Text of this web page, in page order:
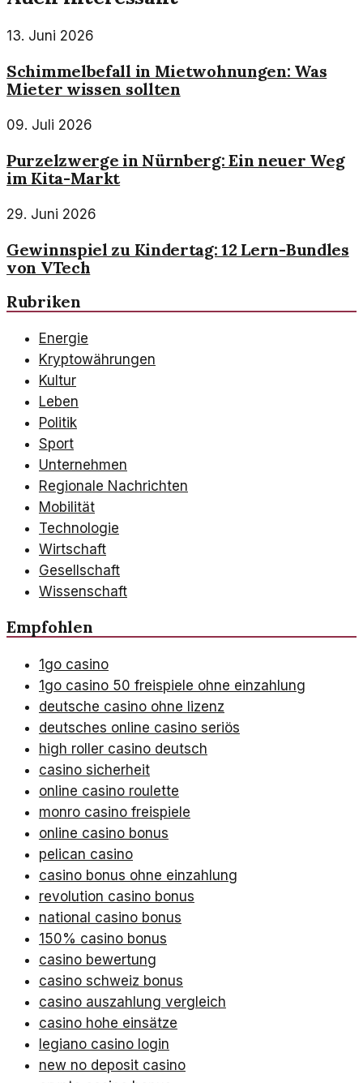
13. Juni 2026
Schimmelbefall in Mietwohnungen: Was
Mieter wissen sollten
09. Juli 2026
Purzelzwerge in Nürnberg: Ein neuer Weg
im Kita-Markt
29. Juni 2026
Gewinnspiel zu Kindertag: 12 Lern-Bundles
von VTech
Rubriken
Energie
Kryptowährungen
Kultur
Leben
Politik
Sport
Unternehmen
Regionale Nachrichten
Mobilität
Technologie
Wirtschaft
Gesellschaft
Wissenschaft
Empfohlen
1go casino
1go casino 50 freispiele ohne einzahlung
deutsche casino ohne lizenz
deutsches online casino seriös
high roller casino deutsch
casino sicherheit
online casino roulette
monro casino freispiele
online casino bonus
pelican casino
casino bonus ohne einzahlung
revolution casino bonus
national casino bonus
150% casino bonus
casino bewertung
casino schweiz bonus
casino auszahlung vergleich
casino hohe einsätze
legiano casino login
new no deposit casino